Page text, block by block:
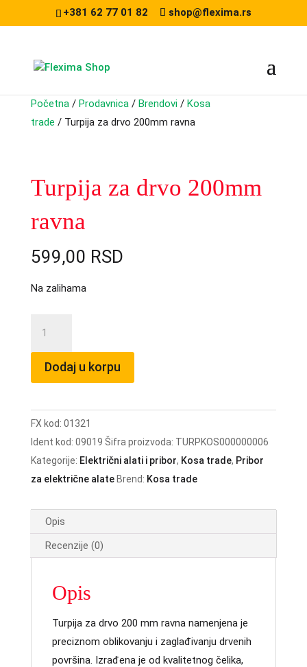
+381 62 77 01 82 shop@flexima.rs
Početna/ Prodavnica/ Brendovi/ Kosa
trade / Turpija za drvo 200mm ravna
Turpija za drvo 200mm
ravna
599,00 RSD
Na zalihama
drvo
Dodaj u korpu
FX kod: 01321
Ident kod: 09019 Šifra proizvoda: TURPKOS000000006
Kategorije: Električni alati i pribor, Kosa trade, Pribor
za električne alate Brend: Kosa trade
Opis
Recenzije (0)
Opis
Turpija za drvo 200 mm ravna namenjena je
preciznom oblikovanju i zaglađivanju drvenih
površina. Izrađena je od kvalitetnog čelika,